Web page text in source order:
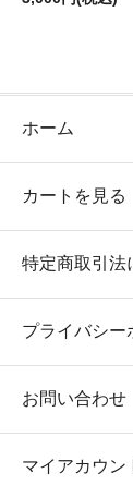
ホーム
カートを見る
特定商取引法
プライバシー
お問い合わせ
マイアカウン